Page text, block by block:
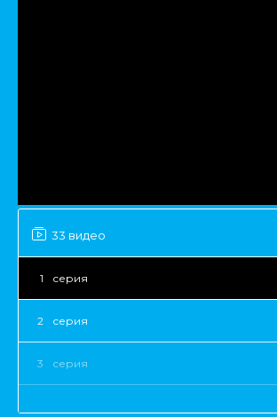
33 видео
1 серия
2 серия
3 серия